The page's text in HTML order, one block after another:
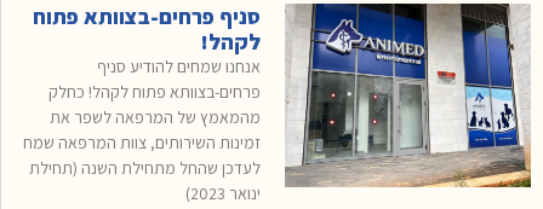
סניף פרחים-בצוותא פתוח
לקהל!
אנחנו שמחים להודיע סניף
פרחים-בצוותא פתוח לקהל! כחלק
מהמאמץ של המרפאה לשפר את
זמינות השירותים, צוות המרפאה שמח
לעדכן שהחל מתחילת השנה (תחילת
ינואר 2023)